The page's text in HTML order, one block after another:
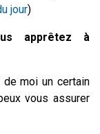
jour)
apprêtez à
moi un certain
vous assurer